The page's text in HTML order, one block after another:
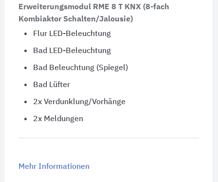
Erweiterungsmodul RME 8 T KNX (8-fach
Kombiaktor Schalten/Jalousie)
Flur LED-Beleuchtung
Bad LED-Beleuchtung
Bad Beleuchtung (Spiegel)
Bad Lüfter
2x Verdunklung/Vorhänge
2x Meldungen
Mehr Informationen